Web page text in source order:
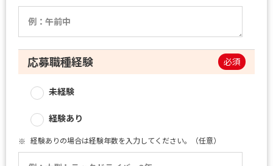
応募職種経験 必須
未経験
経験あり
※ 経験ありの場合は経験年数を入力してください。（任意）